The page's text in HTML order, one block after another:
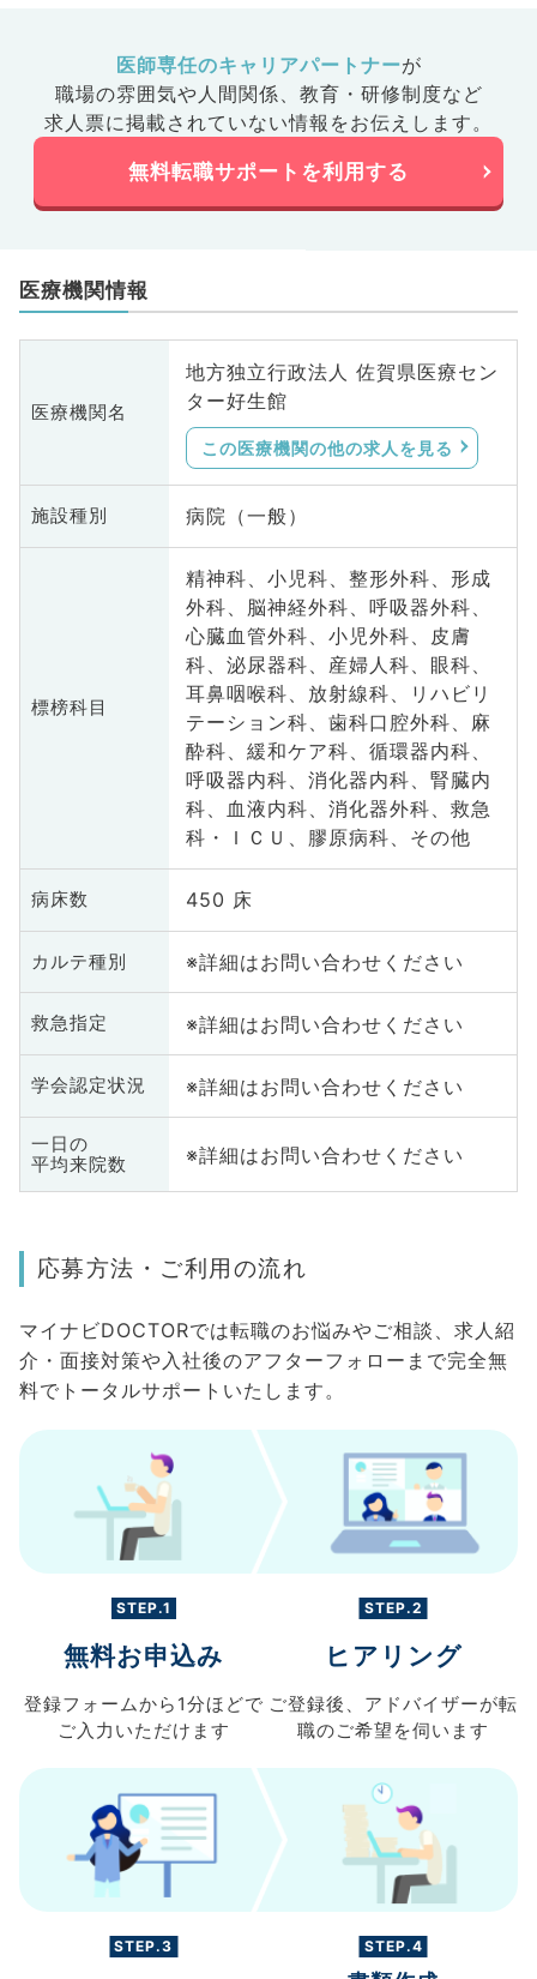
医師専任のキャリアパートナーが
職場の雰囲気や人間関係、 教育・研修制度など
求人票に掲載されていない情報をお伝えします。
無料転職サポートを利用する
医療機関情報
医療機関名
地方独立行政法人 佐賀県医療セン
ター好生館
この医療機関の他の求人を見る
施設種別 病院（一般）
標榜科目
精神科、小児科、整形外科、形成
外科、脳神経外科、呼吸器外科、
心臓血管外科、小児外科、皮膚
科、泌尿器科、産婦人科、眼科、
耳鼻咽喉科、放射線科、リハビリ
テーション科、歯科口腔外科、麻
酔科、緩和ケア科、循環器内科、
呼吸器内科、消化器内科、腎臓内
科、血液内科、消化器外科、救急
科・ＩＣＵ、膠原病科、その他
病床数 450 床
カルテ種別 ※詳細はお問い合わせください
救急指定 ※詳細はお問い合わせください
学会認定状況 ※詳細はお問い合わせください
一日の
平均来院数
※詳細はお問い合わせください
応募方法・ご利用の流れ
マイナビDOCTORでは転職のお悩みやご相談、求人紹
介・面接対策や入社後のアフターフォローまで完全無
料でトータルサポートいたします。
STEP.1
無料お申込み
登録フォームから 1分ほどで
ご入力 いただけます
STEP.2
ヒアリング
ご登録後、 アドバイザーが転
職のご希望を伺います
STEP.3 STEP.4